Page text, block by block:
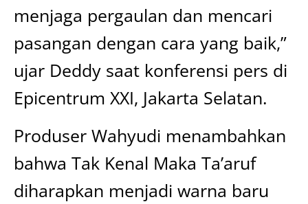
menjaga pergaulan dan mencari
pasangan dengan cara yang baik,”
ujar Deddy saat konferensi pers di
Epicentrum XXI, Jakarta Selatan.
Produser Wahyudi menambahkan
bahwa Tak Kenal Maka Ta’aruf
diharapkan menjadi warna baru